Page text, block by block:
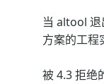
当 altool 退
方案的工程
被 4.3 拒绝